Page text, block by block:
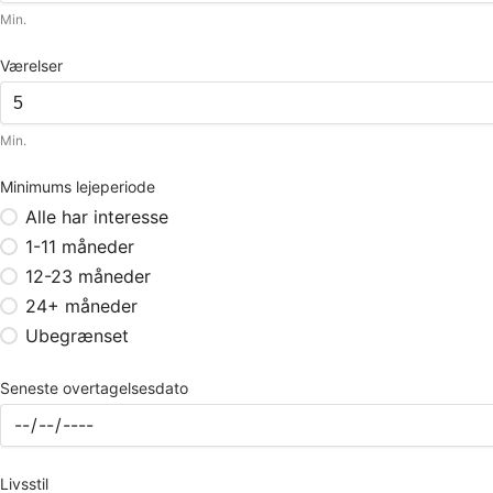
Min.
Værelser
Min.
Minimums lejeperiode
Alle har interesse
1-11 måneder
12-23 måneder
24+ måneder
Ubegrænset
Seneste overtagelsesdato
Livsstil